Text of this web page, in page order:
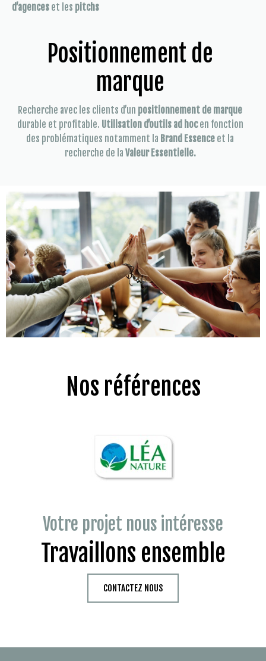
d’agences et les pitchs
Positionnement de
marque
Recherche avec les clients d’un positionnement de marque
durable et profitable. Utilisation d’outils ad hocen fonction
des problématiques notamment la Brand Essence et la
recherche de la Valeur Essentielle.
Nos références
Votre projet nous intéresse
Travaillons ensemble
CONTACTEZ NOUS